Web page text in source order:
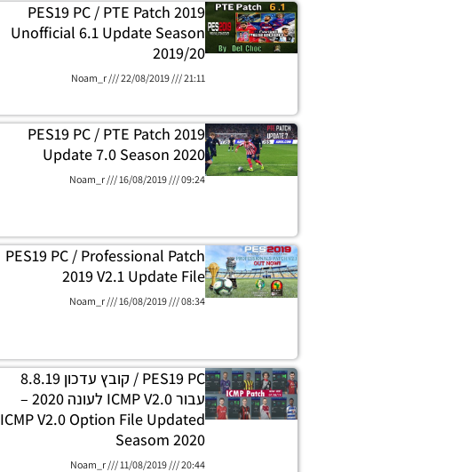
PES19 PC / PTE Patch 2019
Unofficial 6.1 Update Season
2019/20
Noam_r 22/08/2019 21:11
PES19 PC / PTE Patch 2019
Update 7.0 Season 2020
Noam_r 16/08/2019 09:24
PES19 PC / Professional Patch
2019 V2.1 Update File
Noam_r 16/08/2019 08:34
PES19 PC / קובץ עדכון 8.8.19
עבור ICMP V2.0 לעונה 2020 –
ICMP V2.0 Option File Updated
Seasom 2020
Noam_r 11/08/2019 20:44